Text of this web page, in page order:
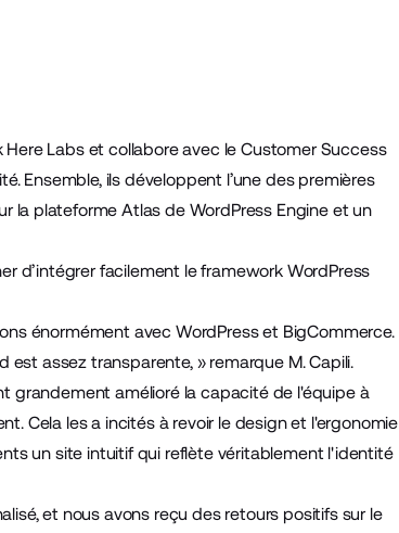
Here Labset collabore avec leCustomer Success
Ensemble, ils développent l’une des premières
la plateforme Atlas de WordPress Engineet un
d’intégrer facilement le framework WordPress
énormément avec WordPress et BigCommerce.
assez transparente, » remarque M. Capili.
grandement amélioré la capacité de l'équipe à
Cela les a incités à revoir le design et l'ergonomie
un site intuitif qui reflète véritablement l'identité
et nous avons reçu des retours positifs sur le